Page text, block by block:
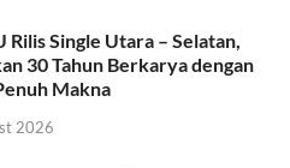
Rilis Single Utara – Selatan,
30 Tahun Berkarya dengan
Makna
2026